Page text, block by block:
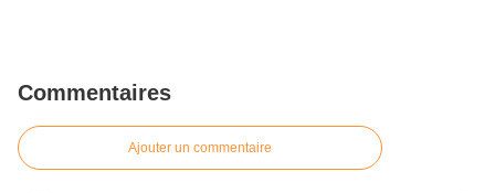
Commentaires
Ajouter un commentaire